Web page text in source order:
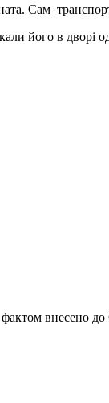
Сам
його в
внесено